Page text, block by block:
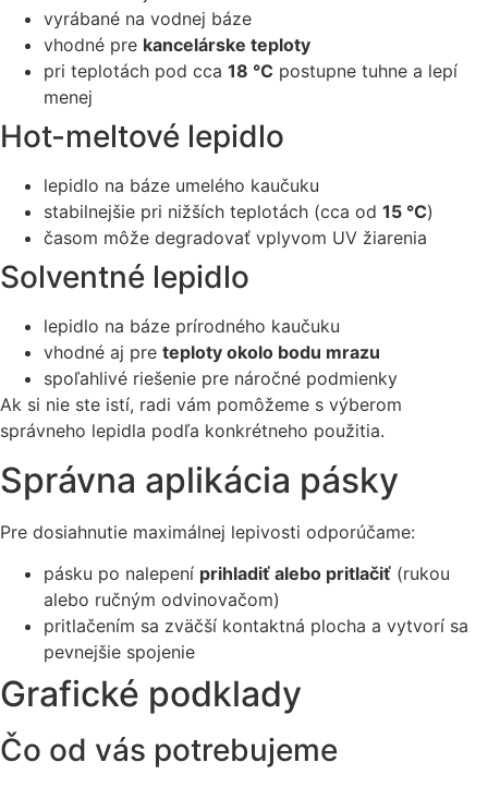
vyrábané na vodnej báze
vhodné pre kancelárske teploty
pri teplotách pod cca 18 °C postupne tuhne a lepí
menej
Hot-meltové lepidlo
lepidlo na báze umelého kaučuku
stabilnejšie pri nižších teplotách (cca od 15 °C)
časom môže degradovať vplyvom UV žiarenia
Solventné lepidlo
lepidlo na báze prírodného kaučuku
vhodné aj pre teploty okolo bodu mrazu
spoľahlivé riešenie pre náročné podmienky
Ak si nie ste istí, radi vám pomôžeme s výberom
správneho lepidla podľa konkrétneho použitia.
Správna aplikácia pásky
Pre dosiahnutie maximálnej lepivosti odporúčame:
pásku po nalepení prihladiť alebo pritlačiť (rukou
alebo ručným odvinovačom)
pritlačením sa zväčší kontaktná plocha a vytvorí sa
pevnejšie spojenie
Grafické podklady
Čo od vás potrebujeme